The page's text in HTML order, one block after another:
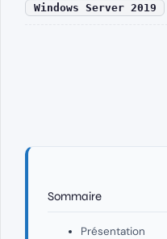
Windows Server 2019
Sommaire
Présentation